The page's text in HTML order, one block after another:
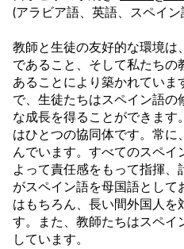
(アラビア語、英語、スペイン
教師と生徒の友好的な環境
であること、そして私たち
あることにより築かれてい
で、生徒たちはスペイン語
な成長を得ることができま
はひとつの協同体です。常
んでいます。すべてのスペ
よって責任感をもって指揮
がスペイン語を母国語とし
はもちろん、長い間外国人を
す。また、教師たちはスペ
しています。